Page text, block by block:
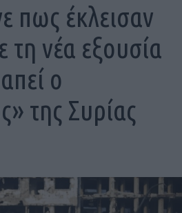
πως έκλεισαν
νέα εξουσία
ο
της Συρίας